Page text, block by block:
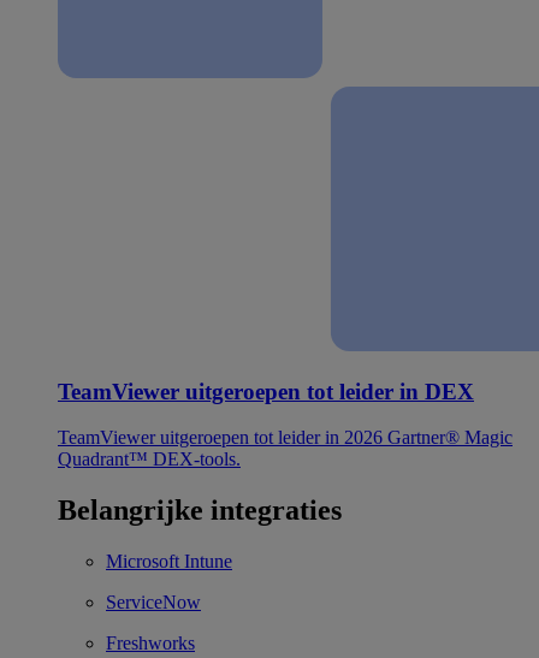
TeamViewer uitgeroepen tot leider in DEX
TeamViewer uitgeroepen tot leider in 2026 Gartner® Magic
Quadrant™ DEX-tools.
Belangrijke integraties
Microsoft Intune
ServiceNow
Freshworks